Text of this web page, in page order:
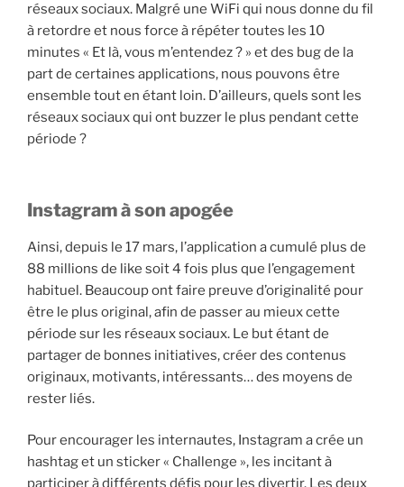
réseaux sociaux. Malgré une WiFi qui nous donne du fil
à retordre et nous force à répéter toutes les 10
minutes « Et là, vous m’entendez ? » et des bug de la
part de certaines applications, nous pouvons être
ensemble tout en étant loin. D’ailleurs, quels sont les
réseaux sociaux qui ont buzzer le plus pendant cette
période ?
Instagram à son apogée
Ainsi, depuis le 17 mars, l’application a cumulé plus de
88 millions de like soit 4 fois plus que l’engagement
habituel. Beaucoup ont faire preuve d’originalité pour
être le plus original, afin de passer au mieux cette
période sur les réseaux sociaux. Le but étant de
partager de bonnes initiatives, créer des contenus
originaux, motivants, intéressants… des moyens de
rester liés.
Pour encourager les internautes, Instagram a crée un
hashtag et un sticker « Challenge », les incitant à
participer à différents défis pour les divertir. Les deux